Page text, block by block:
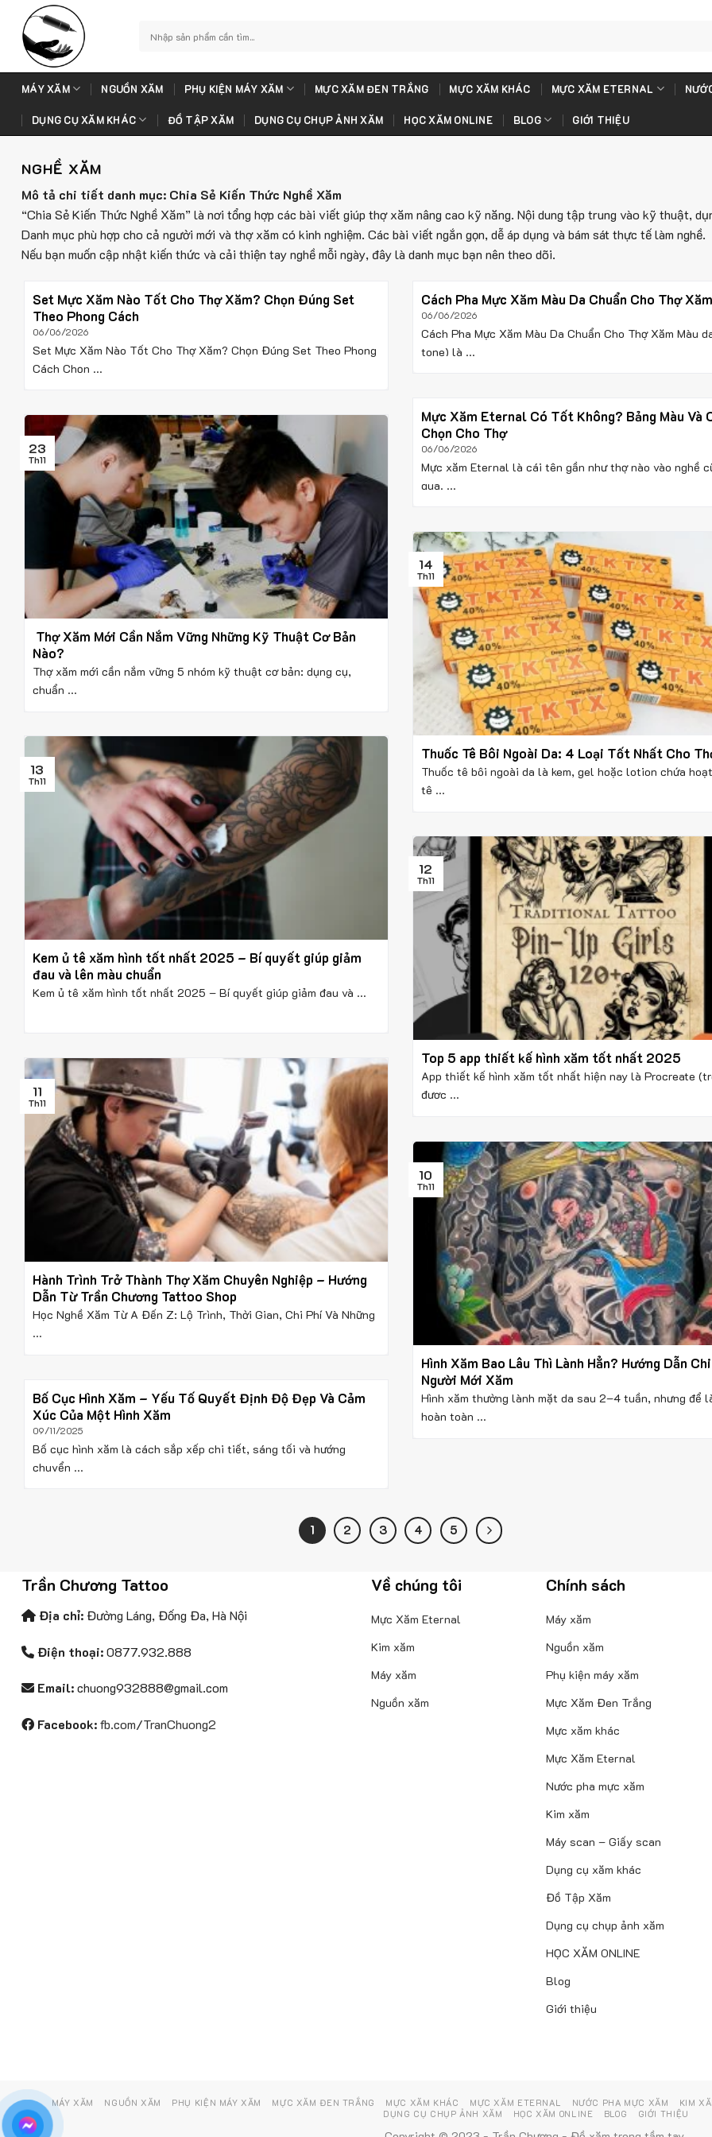
content
kiếm:
MÁY XĂM NGUỒN XĂM PHỤ KIỆN MÁY XĂM MỰC XĂM ĐEN TRẮNG MỰC XĂM KHÁC MỰC XĂM ETERNAL
DỤNG CỤ XĂM KHÁC ĐỒ TẬP XĂM DỤNG CỤ CHỤP ẢNH XĂM HỌC XĂM ONLINE BLOG GIỚI THIỆU
NGHỀ XĂM
Mô tả chi tiết danh mục: Chia Sẻ Kiến Thức Nghề Xăm
“Chia Sẻ Kiến Thức Nghề Xăm” là nơi tổng hợp các bài viết giúp thợ xăm nâng cao kỹ năng. Nội dung tập trung vào kỹ thuật,
Danh mục phù hợp cho cả người mới và thợ xăm có kinh nghiệm. Các bài viết ngắn gọn, dễ áp dụng và bám sát thực tế làm nghề.
Nếu bạn muốn cập nhật kiến thức và cải thiện tay nghề mỗi ngày, đây là danh mục bạn nên theo dõi.
Set Mực Xăm Nào Tốt Cho Thợ Xăm? Chọn Đúng Set
Theo Phong Cách
06/06/2026
Set Mực Xăm Nào Tốt Cho Thợ Xăm? Chọn Đúng Set Theo Phong
Cách Chọn ...
Cách Pha Mực Xăm Màu Da Chuẩn Cho Thợ Xăm
06/06/2026
Cách Pha Mực Xăm Màu Da Chuẩn Cho Thợ Xăm Màu
tone) là ...
Mực Xăm Eternal Có Tốt Không? Bảng Màu Và
Chọn Cho Thợ
06/06/2026
Mực xăm Eternal là cái tên gần như thợ nào vào nghề
qua. ...
Thợ Xăm Mới Cần Nắm Vững Những Kỹ Thuật Cơ Bản
Nào?
Thợ xăm mới cần nắm vững 5 nhóm kỹ thuật cơ bản: dụng cụ,
chuẩn ...
23
Th11
Thuốc Tê Bôi Ngoài Da: 4 Loại Tốt Nhất Cho
Thuốc tê bôi ngoài da là kem, gel hoặc lotion chứa
tê ...
14
Th11
Kem ủ tê xăm hình tốt nhất 2025 – Bí quyết giúp giảm
đau và lên màu chuẩn
Kem ủ tê xăm hình tốt nhất 2025 – Bí quyết giúp giảm đau và ...
13
Th11
Top 5 app thiết kế hình xăm tốt nhất 2025
App thiết kế hình xăm tốt nhất hiện nay là Procreate
được ...
12
Th11
Hành Trình Trở Thành Thợ Xăm Chuyên Nghiệp – Hướng
Dẫn Từ Trần Chương Tattoo Shop
Học Nghề Xăm Từ A Đến Z: Lộ Trình, Thời Gian, Chi Phí Và Những
...
11
Th11
Hình Xăm Bao Lâu Thì Lành Hẳn? Hướng Dẫn
Người Mới Xăm
Hình xăm thường lành mặt da sau 2–4 tuần, nhưng để
hoàn toàn ...
10
Th11
Bố Cục Hình Xăm – Yếu Tố Quyết Định Độ Đẹp Và Cảm
Xúc Của Một Hình Xăm
09/11/2025
Bố cục hình xăm là cách sắp xếp chi tiết, sáng tối và hướng
chuyển ...
1 2 3 4 5
Trần Chương Tattoo
Địa chỉ: Đường Láng, Đống Đa, Hà Nội
Điện thoại:0877.932.888
Email:chuong932888@gmail.com
Facebook:fb.com/TranChuong2
Về chúng tôi
Mực Xăm Eternal
Kim xăm
Máy xăm
Nguồn xăm
Chính sách
Máy xăm
Nguồn xăm
Phụ kiện máy xăm
Mực Xăm Đen Trắng
Mực xăm khác
Mực Xăm Eternal
Nước pha mực xăm
Kim xăm
Máy scan – Giấy scan
Dụng cụ xăm khác
Đồ Tập Xăm
Dụng cụ chụp ảnh xăm
HỌC XĂM ONLINE
Blog
Giới thiệu
MÁY XĂM NGUỒN XĂM PHỤ KIỆN MÁY XĂM MỰC XĂM ĐEN TRẮNG MỰC XĂM KHÁC MỰC XĂM ETERNAL NƯỚC PHA MỰC XĂM KIM
DỤNG CỤ CHỤP ẢNH XĂM
HỌC XĂM ONLINE BLOG GIỚI THIỆU